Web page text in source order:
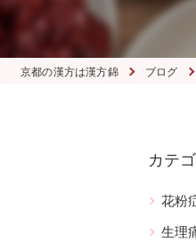
京都の漢方は漢方錦 ブログ
カテ
花粉
生理